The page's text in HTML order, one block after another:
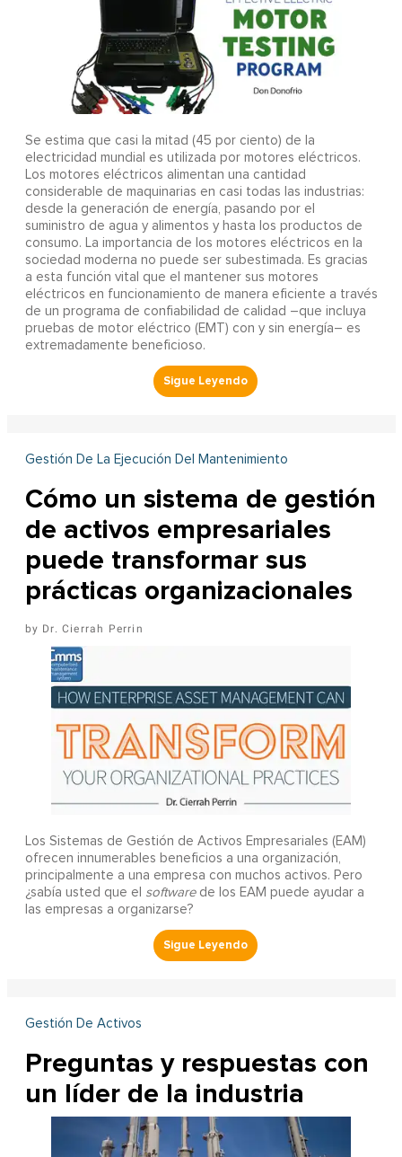
Se estima que casi la mitad (45 por ciento) de la
electricidad mundial es utilizada por motores eléctricos.
Los motores eléctricos alimentan una cantidad
considerable de maquinarias en casi todas las industrias:
desde la generación de energía, pasando por el
suministro de agua y alimentos y hasta los productos de
consumo. La importancia de los motores eléctricos en la
sociedad moderna no puede ser subestimada. Es gracias
a esta función vital que el mantener sus motores
eléctricos en funcionamiento de manera eficiente a través
de un programa de confiabilidad de calidad –que incluya
pruebas de motor eléctrico (EMT) con y sin energía– es
extremadamente beneficioso.
Gestión De La Ejecución Del Mantenimiento
Cómo un sistema de gestión
de activos empresariales
puede transformar sus
prácticas organizacionales
Dr. Cierrah Perrin
Los Sistemas de Gestión de Activos Empresariales (EAM)
ofrecen innumerables beneficios a una organización,
principalmente a una empresa con muchos activos. Pero
¿sabía usted que el softwarede los EAM puede ayudar a
las empresas a organizarse?
Gestión De Activos
Preguntas y respuestas con
un líder de la industria